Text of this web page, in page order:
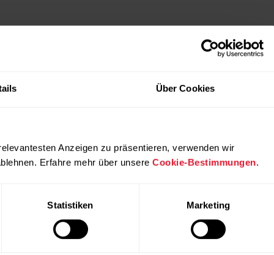
Über Cookies
Anzeigen zu präsentieren, verwenden wir
Erfahre mehr über unsere Cookie-Bestimmungen.
Statistiken Marketing
Über Polar
Wer wir sind
Apps &
Dienste